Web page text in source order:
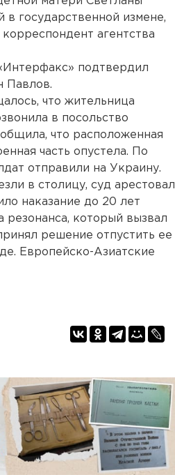
государственной измене,
агентства
подтвердил
Павлов.
что жительница
в посольство
что расположенная
часть опустела. По
отправили на Украину.
в столицу, суд арестовал
наказание до 20 лет
резонанса, который вызвал
решение отпустить ее
Европейско-Азиатские